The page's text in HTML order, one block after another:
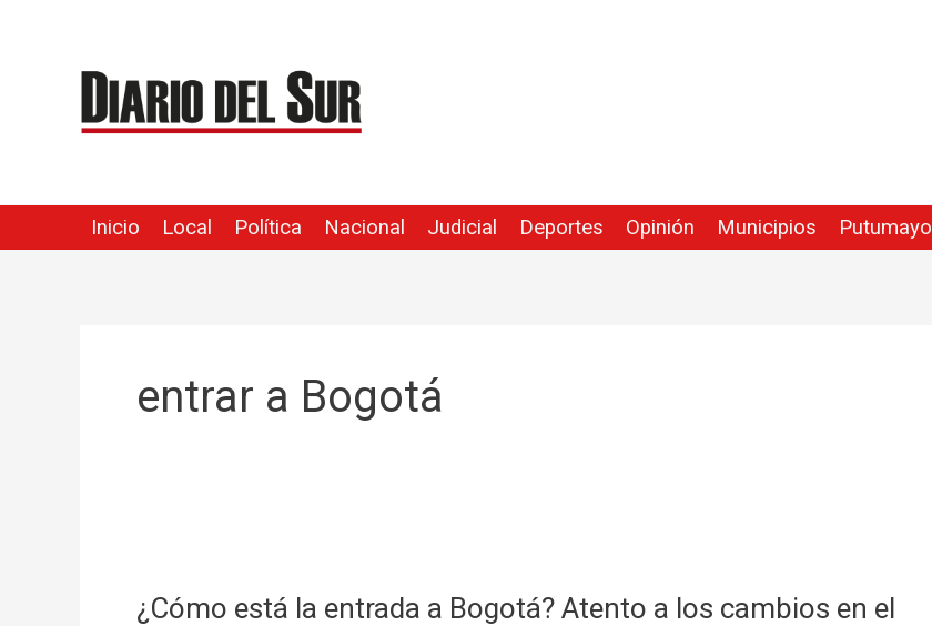
contenido
Inicio Local Política Nacional Judicial Deportes Opinión Municipios Putumayo
entrar a Bogotá
¿Cómo está la entrada a Bogotá? Atento a los cambios en el
la